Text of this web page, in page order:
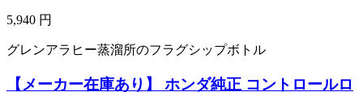
5,940 円
グレンアラヒー蒸溜所のフラグシップボトル
【メーカー在庫あり】 ホンダ純正 コントロールロ